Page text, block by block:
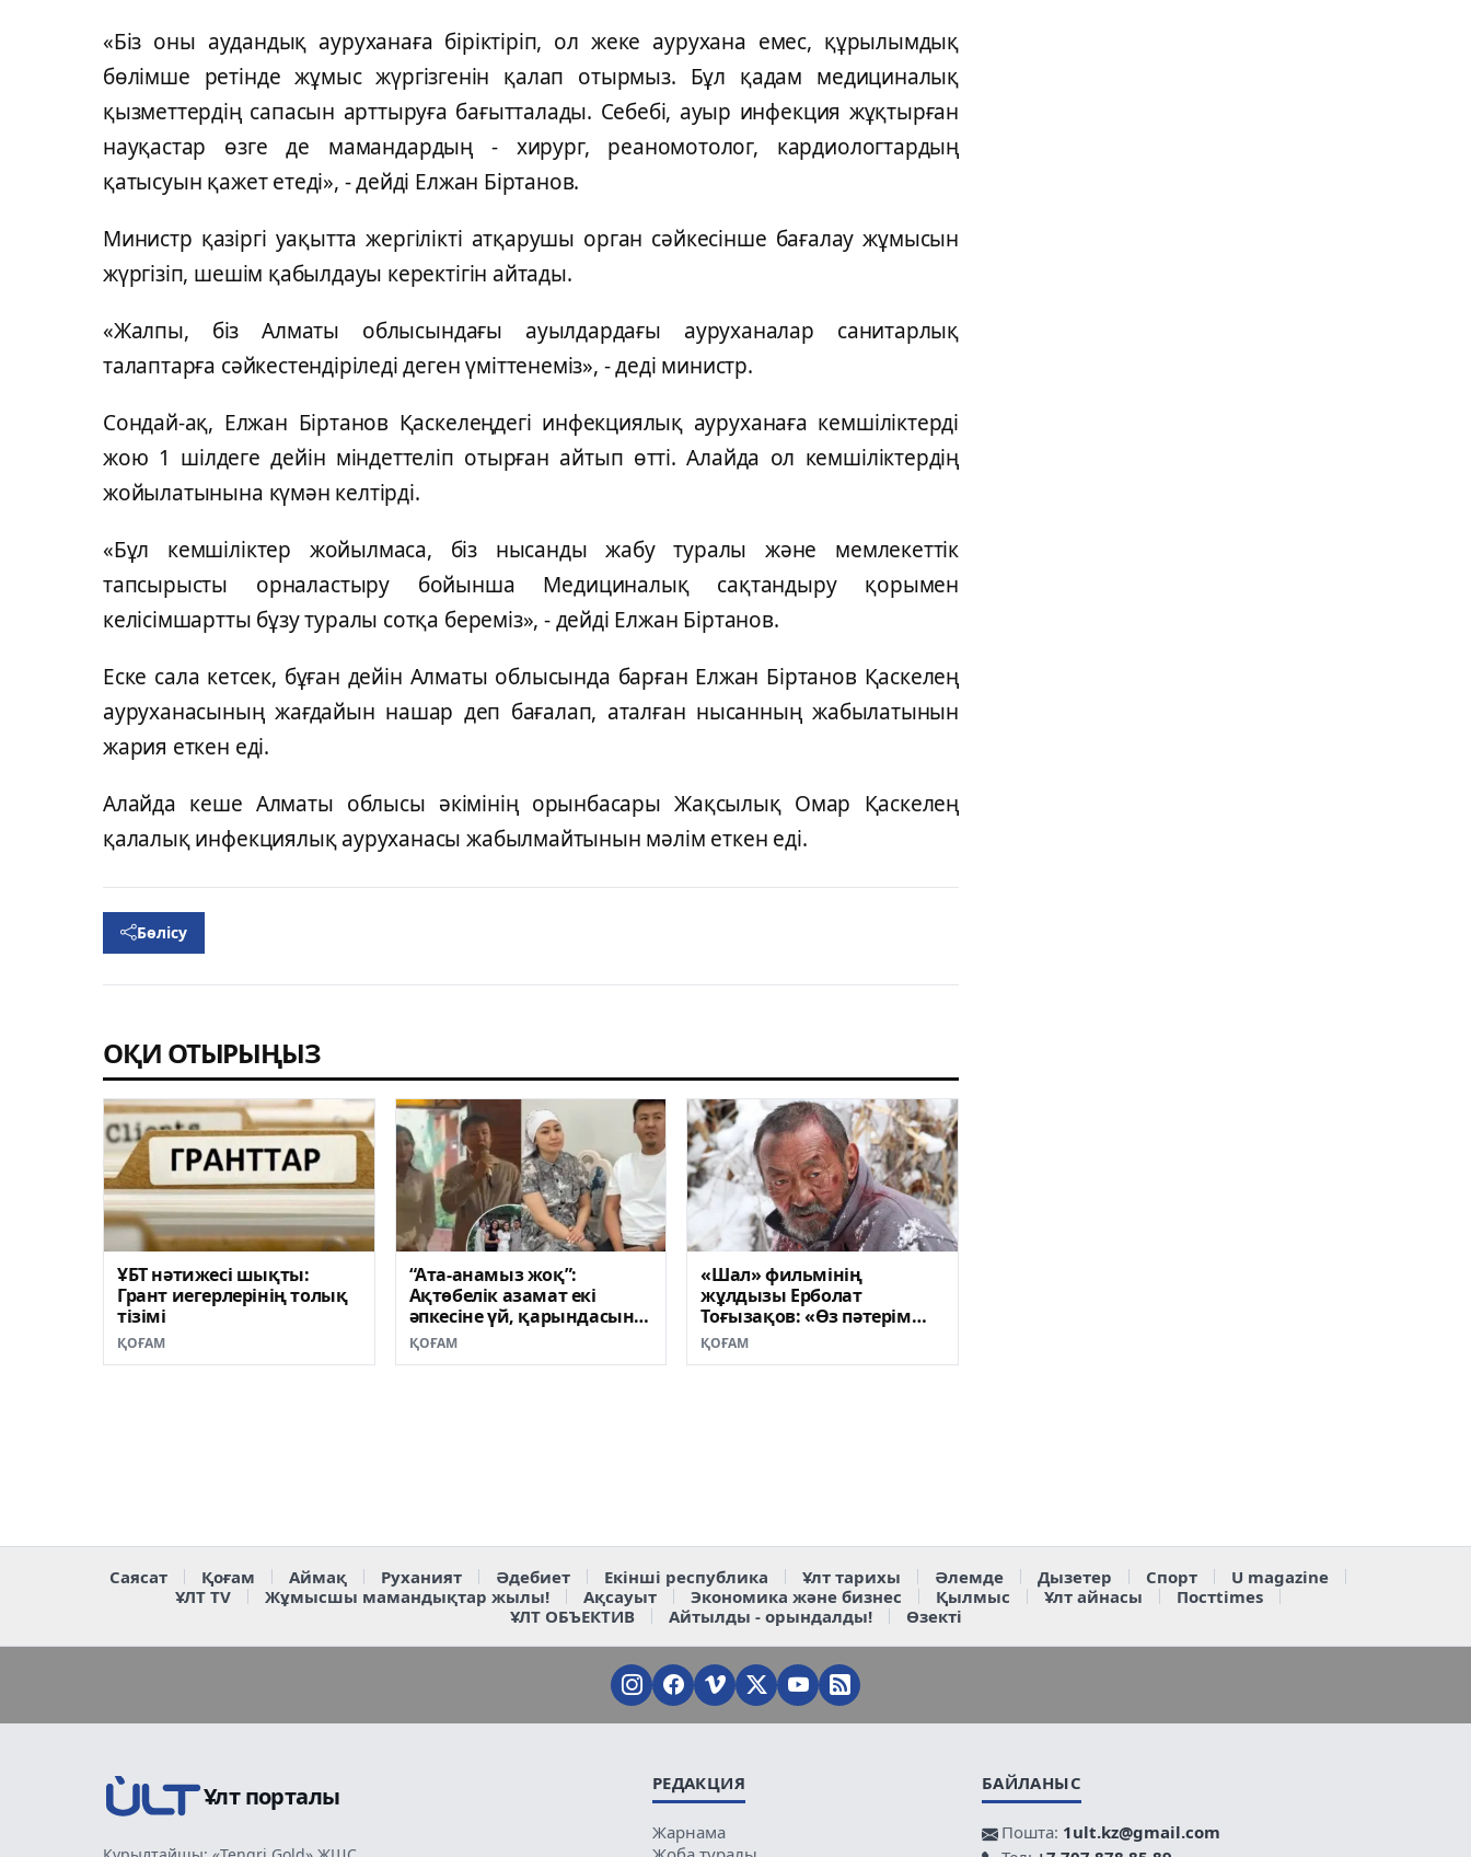
«Біз оны аудандық ауруханаға біріктіріп, ол жеке аурухана емес, құрылымдық
бөлімше ретінде жұмыс жүргізгенін қалап отырмыз. Бұл қадам медициналық
қызметтердің сапасын арттыруға бағытталады. Себебі, ауыр инфекция жұқтырған
науқастар өзге де мамандардың - хирург, реаномотолог, кардиологтардың
қатысуын қажет етеді», - дейді Елжан Біртанов.
Министр қазіргі уақытта жергілікті атқарушы орган сәйкесінше бағалау жұмысын
жүргізіп, шешім қабылдауы керектігін айтады.
«Жалпы, біз Алматы облысындағы ауылдардағы ауруханалар санитарлық
талаптарға сәйкестендіріледі деген үміттенеміз», - деді министр.
Сондай-ақ, Елжан Біртанов Қаскелеңдегі инфекциялық ауруханаға кемшіліктерді
жою 1 шілдеге дейін міндеттеліп отырған айтып өтті. Алайда ол кемшіліктердің
жойылатынына күмән келтірді.
«Бұл кемшіліктер жойылмаса, біз нысанды жабу туралы және мемлекеттік
тапсырысты орналастыру бойынша Медициналық сақтандыру қорымен
келісімшартты бұзу туралы сотқа береміз», - дейді Елжан Біртанов.
Еске сала кетсек, бұған дейін Алматы облысында барған Елжан Біртанов Қаскелең
ауруханасының жағдайын нашар деп бағалап, аталған нысанның жабылатынын
жария еткен еді.
Алайда кеше Алматы облысы əкімінің орынбасары Жақсылық Омар Қаскелең
қалалық инфекциялық ауруханасы жабылмайтынын мәлім еткен еді.
Бөлісу
ОҚИ ОТЫРЫҢЫЗ
ҰБТ нәтижесі шықты:
Грант иегерлерінің толық
тізімі
ҚОҒАМ
“Ата-анамыз жоқ”:
Ақтөбелік азамат екі
әпкесіне үй, қарындасына
көлік сыйлады
ҚОҒАМ
«Шал» фильмінің
жұлдызы Ерболат
Тоғызақов: «Өз пәтерім
болмаса, үйленбеймін деп
сөз бергенмін»
ҚОҒАМ
Саясат Қоғам Аймақ Руханият Әдебиет Екінші республика Ұлт тарихы Әлемде Дызетер Спорт
U magazine
ҰЛТ TV
Жұмысшы мамандықтар жылы! Ақсауыт Экономика және бизнес Қылмыс Ұлт айнасы
Постtimes
ҰЛТ ОБЪЕКТИВ
Айтылды - орындалды! Өзекті
Ұлт порталы РЕДАКЦИЯ
Жарнама
БАЙЛАНЫС
Пошта: 1ult.kz@gmail.com